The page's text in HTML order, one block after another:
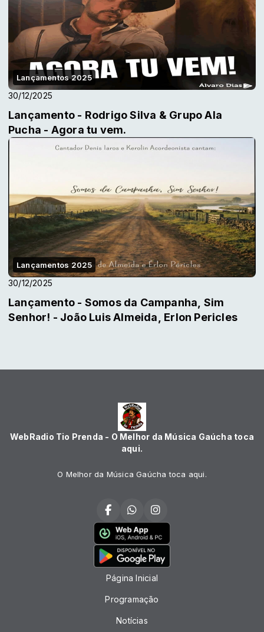
Lançamentos 2025
30/12/2025
Lançamento - Rodrigo Silva & Grupo Ala
Pucha - Agora tu vem.
Lançamentos 2025
30/12/2025
Lançamento - Somos da Campanha, Sim
Senhor! - João Luis Almeida, Erlon Pericles
WebRadio Tio Prenda - O Melhor da Música Gaúcha toca
aqui.
O Melhor da Música Gaúcha toca aqui.
Página Inicial
Programação
Notícias